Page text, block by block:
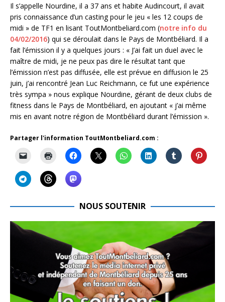
Il s’appelle Nourdine, il a 37 ans et habite Audincourt, il avait
pris connaissance d’un casting pour le jeu « les 12 coups de
midi » de TF1 en lisant ToutMontbeliard.com (notre info du
04/02/2016) qui se déroulait dans le Pays de Montbéliard. Il a
fait l’émission il y a quelques jours : « J’ai fait un duel avec le
maître de midi, je ne peux pas dire le résultat tant que
l’émission n’est pas diffusée, elle est prévue en diffusion le 25
juin, j’ai rencontré Jean Luc Reichmann, ce fut une expérience
très sympa » nous explique Nourdine, gérant de deux clubs de
fitness dans le Pays de Montbéliard, en ajoutant « j’ai même
mis en avant notre région de Montbéliard durant l’émission ».
Partager l'information ToutMontbeliard.com :
NOUS SOUTENIR